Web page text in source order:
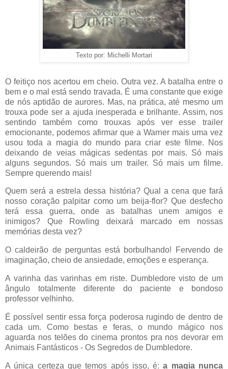
Texto por: Michelli Mortari
O feitiço nos acertou em cheio. Outra vez. A batalha entre o
bem e o mal está sendo travada. É uma constante que exige
de nós aptidão de aurores. Mas, na prática, até mesmo um
trouxa pode ser a ajuda inesperada e brilhante. Assim, nos
sentindo também como trouxas após ver esse trailer
emocionante, podemos afirmar que a Warner mais uma vez
usou toda a magia do mundo para criar este filme. Nos
deixando de veias mágicas sedentas por mais. Só mais
alguns segundos. Só mais um trailer. Só mais um filme.
Sempre querendo mais!
Quem será a estrela dessa história? Qual a cena que fará
nosso coração palpitar como um beija-flor? Que desfecho
terá essa guerra, onde as batalhas unem amigos e
inimigos? Que Rowling deixará marcado em nossas
memórias desta vez?
O caldeirão de perguntas está borbulhando! Fervendo de
imaginação, cheio de ansiedade, emoções e esperança.
A varinha das varinhas em riste. Dumbledore visto de um
ângulo totalmente diferente do paciente e bondoso
professor velhinho.
É possível sentir essa força poderosa rugindo de dentro de
cada um. Como bestas e feras, o mundo mágico nos
aguarda nos telões do cinema prontos pra nos devorar em
Animais Fantásticos - Os Segredos de Dumbledore.
A única certeza que temos após isso, é:a magia nunca